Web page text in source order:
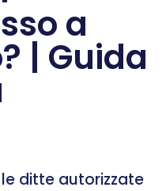
a
| Guida
ditte autorizzate